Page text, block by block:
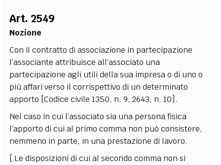
CODICI
SOCIAL MEDIA
Art. 2549
Nozione
Con il contratto di associazione in partecipazione
l’associante attribuisce all’associato una
partecipazione agli utili della sua impresa o di uno o
più affari verso il corrispettivo di un determinato
apporto [Codice civile 1350, n. 9, 2643, n. 10].
Nel caso in cui l’associato sia una persona fisica
l’apporto di cui al primo comma non può consistere,
nemmeno in parte, in una prestazione di lavoro.
[ Le disposizioni di cui al secondo comma non si